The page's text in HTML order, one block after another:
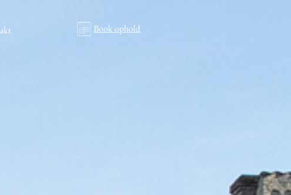
Book ophold